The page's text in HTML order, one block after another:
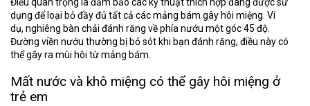
dụng để loại bỏ đầy đủ tất cả các mảng bám gây hôi miệng. Ví
dụ, nghiêng bàn chải đánh răng về phía nướu một góc 45 độ.
Đường viền nướu thường bị bỏ sót khi bạn đánh răng, điều này có
thể gây ra mùi hôi từ mảng bám.
Mất nước và khô miệng có thể gây hôi miệng ở
trẻ em